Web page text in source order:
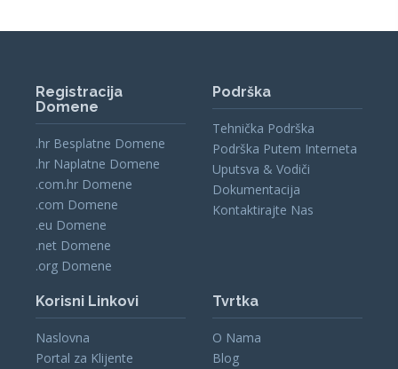
Registracija
Domene
.hr Besplatne Domene
.hr Naplatne Domene
.com.hr Domene
.com Domene
.eu Domene
.net Domene
.org Domene
Podrška
Tehnička Podrška
Podrška Putem Interneta
Uputsva & Vodiči
Dokumentacija
Kontaktirajte Nas
Korisni Linkovi
Naslovna
Portal za Klijente
Tvrtka
O Nama
Blog